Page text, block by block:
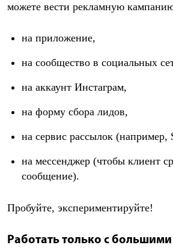
можете вести рекламную
на приложение,
на сообщество в социальных
на аккаунт Инстаграм,
на форму сбора лидов,
на сервис рассылок (например,
на мессенджер (чтобы клиент
сообщение).
Пробуйте, экспериментируйте!
Работать только с